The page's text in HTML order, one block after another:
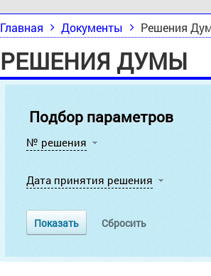
Главная Документы Решения
РЕШЕНИЯ ДУМЫ
Подбор параметров
№ решения
Дата принятия решения